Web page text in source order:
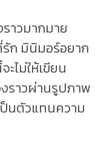
าวมากมาย
ก มินิมอร์อยาก
ไม่ให้เขียน
งราวผ่านรูปภาพ
นตัวแทนความ